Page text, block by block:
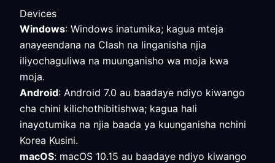
Devices
Windows: Windows inatumika; kagua mteja
anayeendana na Clash na linganisha njia
iliyochaguliwa na muunganisho wa moja kwa
moja.
Android: Android 7.0 au baadaye ndiyo kiwango
cha chini kilichothibitishwa; kagua hali
inayotumika na njia baada ya kuunganisha nchini
Korea Kusini.
macOS: macOS 10.15 au baadaye ndiyo kiwango